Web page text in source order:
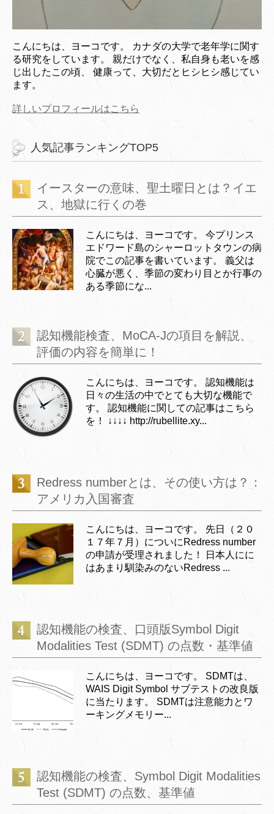
こんにちは、ヨーコです。 カナダの大学で老年学に関す
る研究をしています。 親だけでなく、私自身も老いを感
じ出したこの頃、 健康って、大切だとヒシヒシ感じてい
ます。
詳しいプロフィールはこちら
人気記事ランキングTOP5
イースターの意味、聖土曜日とは？イエ
ス、地獄に行くの巻
こんにちは、ヨーコです。 今プリンス
エドワード島のシャーロットタウンの病
院でこの記事を書いています。 義父は
心臓が悪く、季節の変わり目とか行事の
ある季節にな...
認知機能検査、MoCA-Jの項目を解説、
評価の内容を簡単に！
こんにちは、ヨーコです。 認知機能は
日々の生活の中でとても大切な機能で
す。 認知機能に関しての記事はこちら
を！ ↓↓↓↓ http://rubellite.xy...
Redress numberとは、その使い方は？：
アメリカ入国審査
こんにちは、ヨーコです。 先日（２０
１７年７月）についにRedress number
の申請が受理されました！ 日本人にに
はあまり馴染みのないRedress ...
認知機能の検査、口頭版Symbol Digit
Modalities Test (SDMT) の点数・基準値
こんにちは、ヨーコです。 SDMTは、
WAIS Digit Symbol サブテストの改良版
に当たります。 SDMTは注意能力とワ
ーキングメモリー...
認知機能の検査、Symbol Digit Modalities
Test (SDMT) の点数、基準値